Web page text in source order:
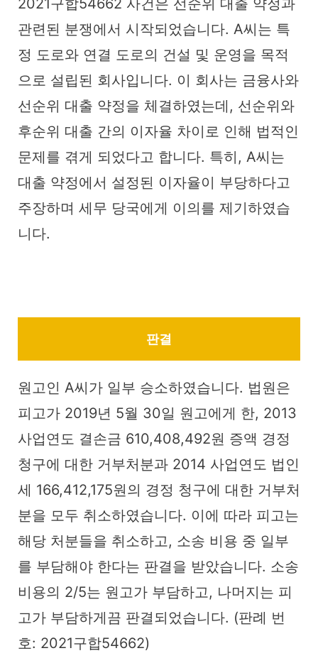
2021구합54662 사건은 선순위 대출 약정과
관련된 분쟁에서 시작되었습니다. A씨는 특
정 도로와 연결 도로의 건설 및 운영을 목적
으로 설립된 회사입니다. 이 회사는 금융사와
선순위 대출 약정을 체결하였는데, 선순위와
후순위 대출 간의 이자율 차이로 인해 법적인
문제를 겪게 되었다고 합니다. 특히, A씨는
대출 약정에서 설정된 이자율이 부당하다고
주장하며 세무 당국에게 이의를 제기하였습
니다.
판결
원고인 A씨가 일부 승소하였습니다. 법원은
피고가 2019년 5월 30일 원고에게 한, 2013
사업연도 결손금 610,408,492원 증액 경정
청구에 대한 거부처분과 2014 사업연도 법인
세 166,412,175원의 경정 청구에 대한 거부처
분을 모두 취소하였습니다. 이에 따라 피고는
해당 처분들을 취소하고, 소송 비용 중 일부
를 부담해야 한다는 판결을 받았습니다. 소송
비용의 2/5는 원고가 부담하고, 나머지는 피
고가 부담하게끔 판결되었습니다. (판례 번
호: 2021구합54662)